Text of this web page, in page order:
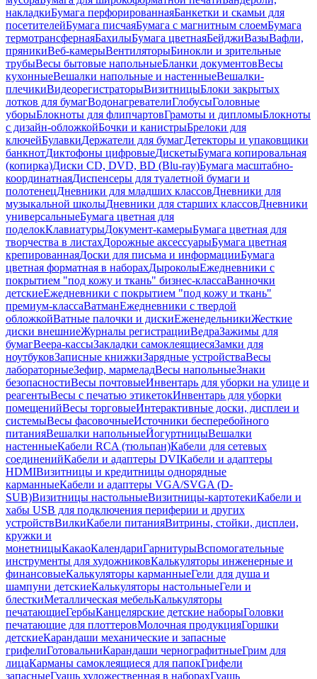
накладкиБумага перфорированнаяБанкетки и скамьи для
посетителейБумага писчаяБумага с магнитным слоемБумага
термотрансфернаяБахилыБумага цветнаяБейджиВазыВафли,
пряникиВеб-камерыВентиляторыБинокли и зрительные
трубыВесы бытовые напольныеБланки документовВесы
кухонныеВешалки напольные и настенныеВешалки-
плечикиВидеорегистраторыВизитницыБлоки закрытых
лотков для бумагВодонагревателиГлобусыГоловные
уборыБлокноты для флипчартовГрамоты и дипломыБлокноты
с дизайн-обложкойБочки и канистрыБрелоки для
ключейБулавкиДержатели для бумагДетекторы и упаковщики
банкнотДиктофоны цифровыеДискетыБумага копировальная
(копирка)Диски CD, DVD, BD (Blu-ray)Бумага масштабно-
координатнаяДиспенсеры для туалетной бумаги и
полотенецДневники для младших классовДневники для
музыкальной школыДневники для старших классовДневники
универсальныеБумага цветная для
поделокКлавиатурыДокумент-камерыБумага цветная для
творчества в листахДорожные аксессуарыБумага цветная
крепированнаяДоски для письма и информацииБумага
цветная форматная в наборахДыроколыЕжедневники с
покрытием "под кожу и ткань" бизнес-классаВанночки
детскиеЕжедневники с покрытием "под кожу и ткань"
премиум-классаВатманЕжедневники с твердой
обложкойВатные палочки и дискиЕженедельникиЖесткие
диски внешниеЖурналы регистрацииВедраЗажимы для
бумагВеера-кассыЗакладки самоклеящиесяЗамки для
ноутбуковЗаписные книжкиЗарядные устройстваВесы
лабораторныеЗефир, мармеладВесы напольныеЗнаки
безопасностиВесы почтовыеИнвентарь для уборки на улице и
реагентыВесы с печатью этикетокИнвентарь для уборки
помещенийВесы торговыеИнтерактивные доски, дисплеи и
системыВесы фасовочныеИсточники бесперебойного
питанияВешалки напольныеЙогуртницыВешалки
настенныеКабели RCA (тюльпан)Кабели для сетевых
соединенийКабели и адаптеры DVIКабели и адаптеры
HDMIВизитницы и кредитницы однорядные
карманныеКабели и адаптеры VGA/SVGA (D-
SUB)Визитницы настольныеВизитницы-картотекиКабели и
хабы USB для подключения периферии и других
устройствВилкиКабели питанияВитрины, стойки, дисплеи,
кружки и
монетницыКакаоКалендариГарнитурыВспомогательные
инструменты для художниковКалькуляторы инженерные и
финансовыеКалькуляторы карманныеГели для душа и
шампуни детскиеКалькуляторы настольныеГели и
блесткиМеталлическая мебельКалькуляторы
печатающиеГербыКанцелярские детские наборыГоловки
печатающие для плоттеровМолочная продукцияГоршки
детскиеКарандаши механические и запасные
грифелиГотовальниКарандаши чернографитныеГрим для
лицаКарманы самоклеящиеся для папокГрифели
запасныеГуашь художественная в наборахГуашь